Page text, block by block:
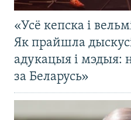
«Усё кепска і
Як прайшла
адукацыя і мэдыя:
за Беларусь»